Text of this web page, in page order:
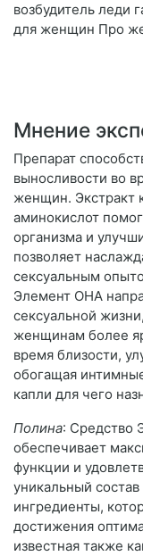
возбудитель леди
для женщин Про
Мнение
Препарат
выносливости во
женщин. Экстракт
аминокислот
организма и
позволяет
сексуальным
Элемент ОНА
сексуальной
женщинам более
время близости,
обогащая
капли для чего
Полина: Средство
обеспечивает
функции и
уникальный
ингредиенты,
достижения
известная также